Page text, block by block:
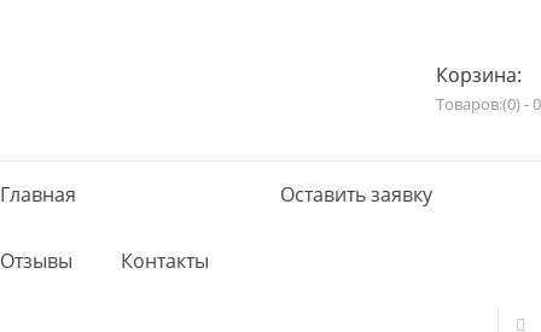
Корзина:
Товаров:(0) - 0
Главная Оставить заявку
Отзывы Контакты